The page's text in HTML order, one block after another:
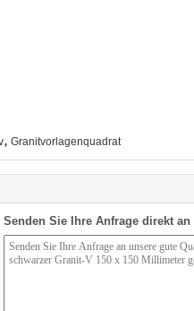
, Granitvorlagenquadrat
Senden Sie Ihre Anfrage direkt an